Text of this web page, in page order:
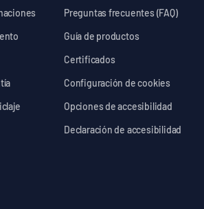
Preguntas frecuentes (FAQ)
Guía de productos
Certificados
Configuración de cookies
Opciones de accesibilidad
Declaración de accesibilidad